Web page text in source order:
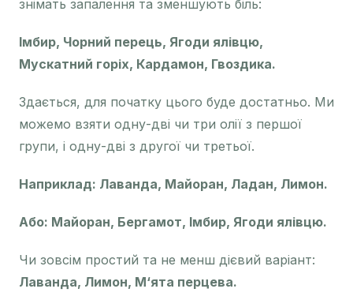
знімать запалення та зменшують біль:
Імбир, Чорний перець, Ягоди ялівцю,
Мускатний горіх, Кардамон, Гвоздика.
Здається, для початку цього буде достатньо. Ми
можемо взяти одну-дві чи три олії з першої
групи, і одну-дві з другої чи третьої.
Наприклад: Лаванда, Майоран, Ладан, Лимон.
Або: Майоран, Бергамот, Імбир, Ягоди ялівцю.
Чи зовсім простий та не менш дієвий варіант:
Лаванда, Лимон, М‘ята перцева.